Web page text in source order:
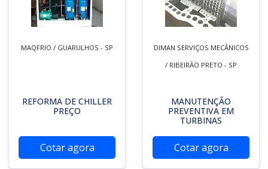
MAQFRIO / GUARULHOS - SP
REFORMA DE CHILLER
PREÇO
Cotar agora
DIMAN SERVIÇOS MECÂNICOS
/ RIBEIRÃO PRETO - SP
MANUTENÇÃO
PREVENTIVA EM
TURBINAS
Cotar agora